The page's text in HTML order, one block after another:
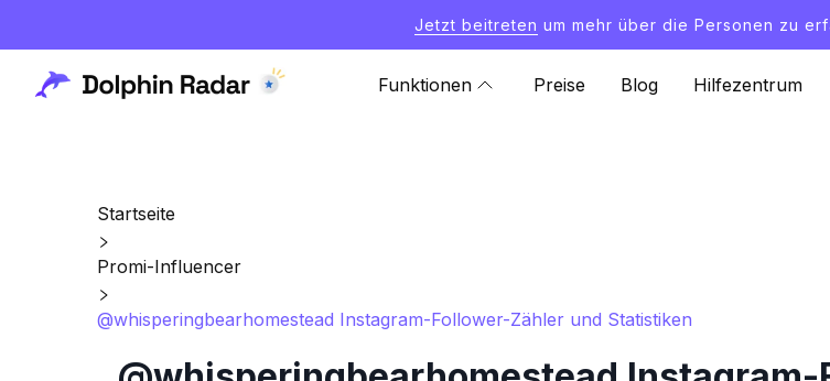
Jetzt beitreten um mehr über die Personen zu
Funktionen Preise Blog Hilfezentrum
Startseite
Promi-Influencer
@whisperingbearhomestead Instagram-Follower-Zähler und Statistiken